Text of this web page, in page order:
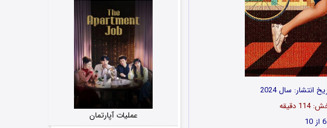
انتشار: سال 2024
عملیات آپارتمان